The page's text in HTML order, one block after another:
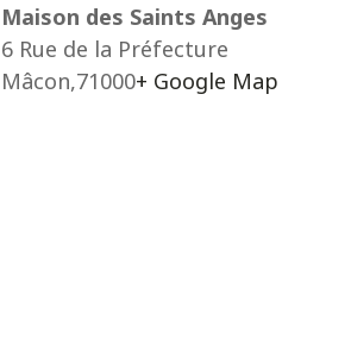
Maison des Saints Anges
6 Rue de la Préfecture
Mâcon,71000+ Google Map